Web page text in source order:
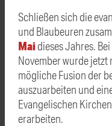
Schließen sich die
und Blaubeuren
Maidieses Jahres.
November wurde
mögliche Fusion der
auszuarbeiten und
Evangelischen
erarbeiten.